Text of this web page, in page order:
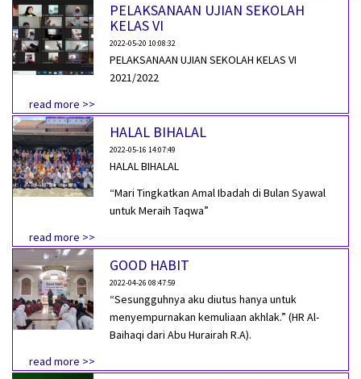
PELAKSANAAN UJIAN SEKOLAH
KELAS VI
2022-05-20 10:08:32
PELAKSANAAN UJIAN SEKOLAH KELAS VI
2021/2022
read more >>
HALAL BIHALAL
2022-05-16 14:07:49
HALAL BIHALAL
“Mari Tingkatkan Amal Ibadah di Bulan Syawal
untuk Meraih Taqwa”
read more >>
GOOD HABIT
2022-04-26 08:47:59
“Sesungguhnya aku diutus hanya untuk
menyempurnakan kemuliaan akhlak.” (HR Al-
Baihaqi dari Abu Hurairah R.A).
read more >>